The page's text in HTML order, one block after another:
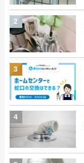
2
3
4